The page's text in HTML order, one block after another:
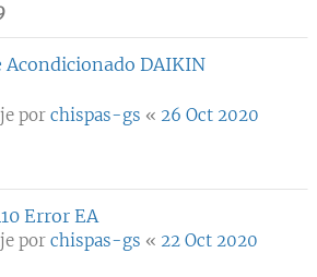
Acondicionado DAIKIN
por chispas-gs « 26 Oct 2020
Error EA
por chispas-gs « 22 Oct 2020